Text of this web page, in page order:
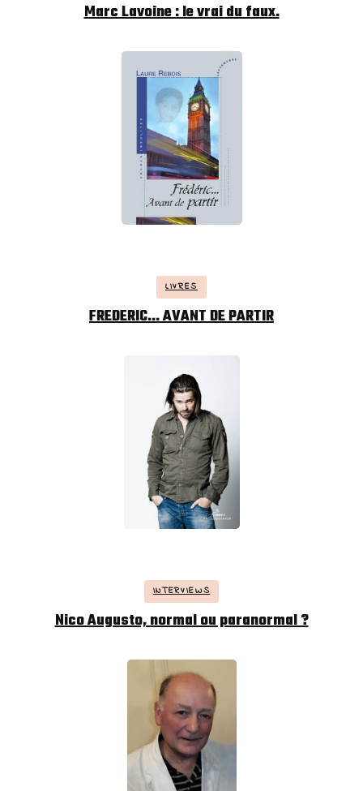
Marc Lavoine : le vrai du faux.
LIVRES
FREDERIC… AVANT DE PARTIR
INTERVIEWS
Nico Augusto, normal ou paranormal ?